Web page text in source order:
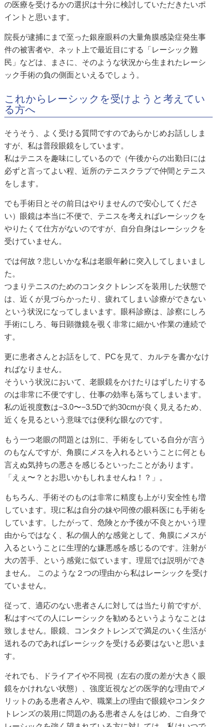
の医療を受けるかの選択は十分に検討していただきたいポ
イントと思います。
院長が逮捕にまで至った銀座眼科の大量角膜感染症発生事
件の被害者や、ネット上で最近目にする「レーシック難
民」などは、まさに、そのような状況から生まれたレーシ
ック手術の負の側面といえるでしょう。
これからレーシックを受けようと考えてい
る方へ
そうそう、よく受ける質問ですのであらかじめお話ししま
すが、私は普段眼鏡をしています。
私はテニスを趣味にしているので（午後からの出勤日には
必ずと言ってよい程、近所のテニスクラブで仲間とテニス
をします。
でも手術日とその前日はやりませんので安心してくださ
い）眼鏡は本当に不便で、テニスを考えればレーシックを
やりたくて仕方がないのですが、自分自身はレーシックを
受けていません。
では何故？悲しいかな私は老眼年齢に突入してしまいまし
た。
つまりテニスのためのコンタクトレンズを装用した状態で
は、近くが見づらかったり、疲れてしまい診療ができない
という状況になってしまいます。眼科診療は、診察にしろ
手術にしろ、毎日顕微鏡を覗く非常に細かい作業の連続で
す。
更に患者さんとお話をして、PCを見て、カルテを書かなけ
ればなりません。
そういう状況において、老眼鏡をかけたりはずしたりする
のは非常に不便ですし、仕事の効率も落ちてしまいます。
私の近視度数は−3.0〜−3.5Dで約30cmが良く見えるため、
近くを見るという意味では便利な眼なのです。
もう一つ老眼の問題とは別に、手術をしている自分が言う
のもなんですが、角膜にメスを入れるということに何とも
言えぬ気持ちの悪さを感じるといったことがあります。
「えぇ〜？とお思いかもしれませんね！？」。
もちろん、手術そのものは非常に精度も上がり安全性も増
しています。現に私は自分の妹や同僚の眼科医にも手術を
しています。したがって、危険とか予後が不良とかいう理
由からではなく、私の個人的な感覚として、角膜にメスが
入るということに生理的な嫌悪感を感じるのです。注射が
大の苦手、という感覚に似ています。理屈では説明ができ
ません。 このような２つの理由から私はレーシックを受け
ていません。
従って、適応のない患者さんに対しては当たり前ですが、
私はすべての人にレーシックを勧めるというようなことは
致しません。眼鏡、コンタクトレンズで満足のいく生活が
送れるのであればレーシックを受ける必要はないと思いま
す。
それでも、ドライアイや不同視（左右の度の差が大きく眼
鏡をかけれない状態）、強度近視などの医学的な理由でメ
リットのある患者さんや、職業上の理由で眼鏡やコンタク
トレンズの装用に問題のある患者さんをはじめ、ご自身で